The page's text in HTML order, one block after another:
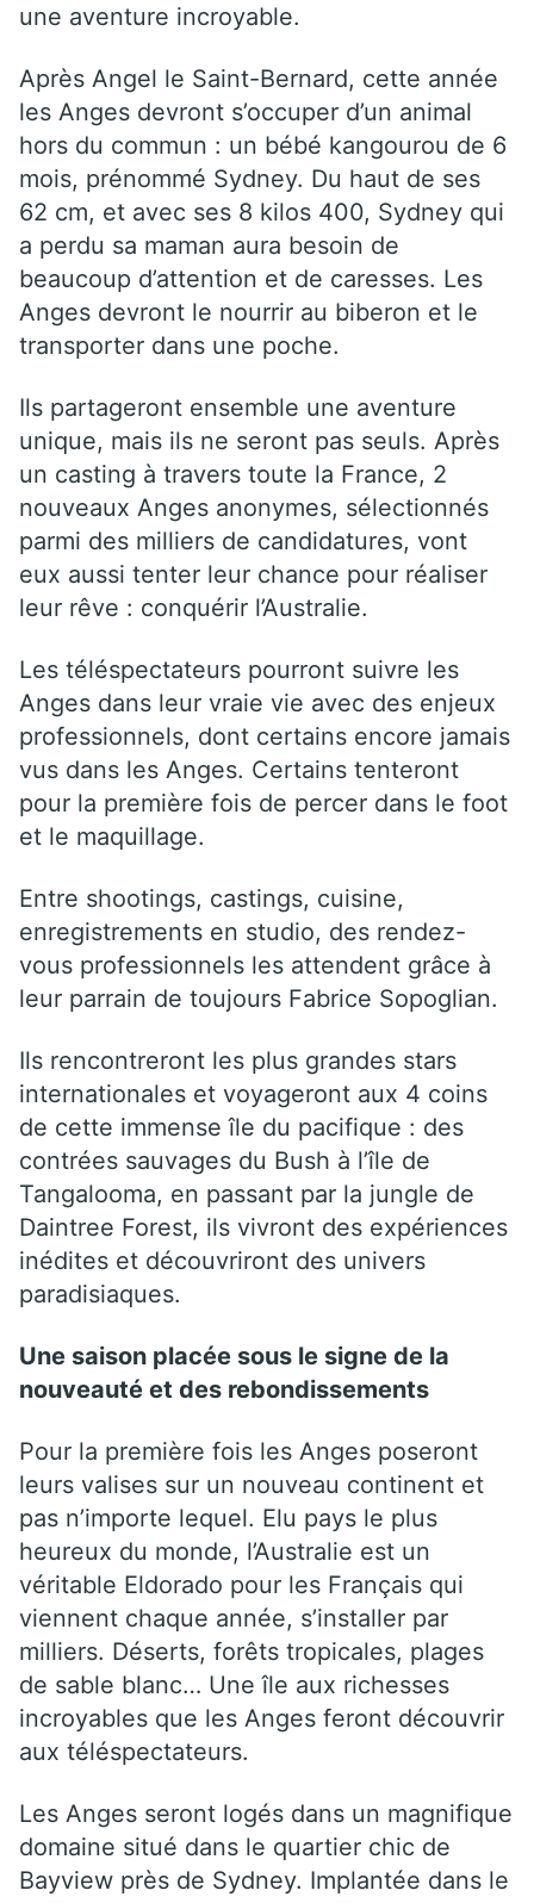
une aventure incroyable.
Après Angel le Saint-Bernard, cette année
les Anges devront s’occuper d’un animal
hors du commun : un bébé kangourou de 6
mois, prénommé Sydney. Du haut de ses
62 cm, et avec ses 8 kilos 400, Sydney qui
a perdu sa maman aura besoin de
beaucoup d’attention et de caresses. Les
Anges devront le nourrir au biberon et le
transporter dans une poche.
Ils partageront ensemble une aventure
unique, mais ils ne seront pas seuls. Après
un casting à travers toute la France, 2
nouveaux Anges anonymes, sélectionnés
parmi des milliers de candidatures, vont
eux aussi tenter leur chance pour réaliser
leur rêve : conquérir l’Australie.
Les téléspectateurs pourront suivre les
Anges dans leur vraie vie avec des enjeux
professionnels, dont certains encore jamais
vus dans les Anges. Certains tenteront
pour la première fois de percer dans le foot
et le maquillage.
Entre shootings, castings, cuisine,
enregistrements en studio, des rendez-
vous professionnels les attendent grâce à
leur parrain de toujours Fabrice Sopoglian.
Ils rencontreront les plus grandes stars
internationales et voyageront aux 4 coins
de cette immense île du pacifique : des
contrées sauvages du Bush à l’île de
Tangalooma, en passant par la jungle de
Daintree Forest, ils vivront des expériences
inédites et découvriront des univers
paradisiaques.
Une saison placée sous le signe de la
nouveauté et des rebondissements
Pour la première fois les Anges poseront
leurs valises sur un nouveau continent et
pas n’importe lequel. Elu pays le plus
heureux du monde, l’Australie est un
véritable Eldorado pour les Français qui
viennent chaque année, s’installer par
milliers. Déserts, forêts tropicales, plages
de sable blanc… Une île aux richesses
incroyables que les Anges feront découvrir
aux téléspectateurs.
Les Anges seront logés dans un magnifique
domaine situé dans le quartier chic de
Bayview près de Sydney. Implantée dans le